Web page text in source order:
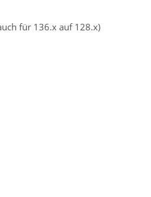
für 136.x auf 128.x)